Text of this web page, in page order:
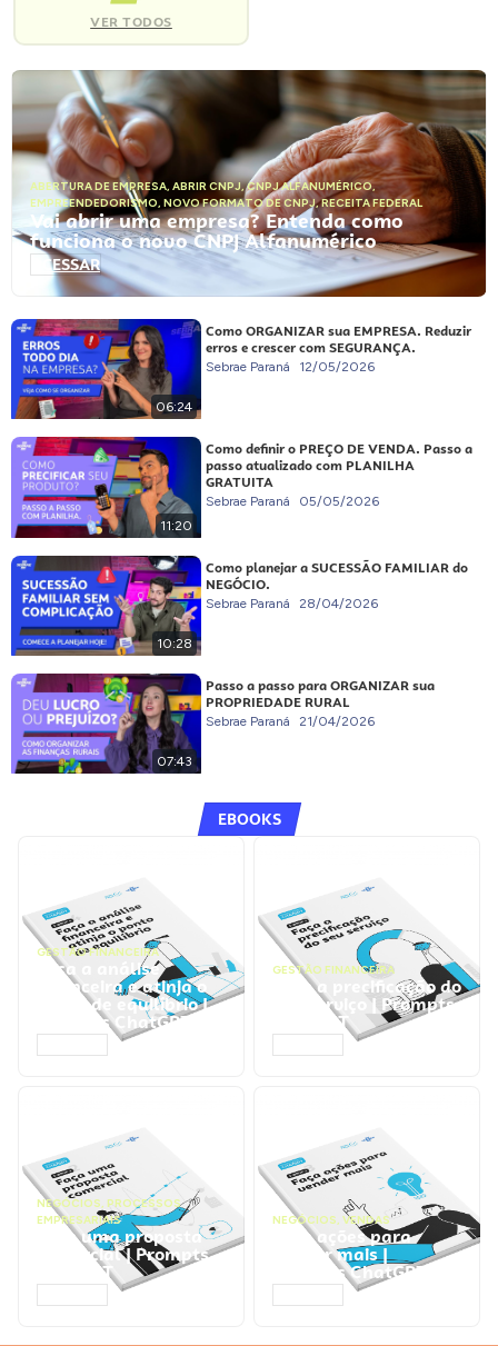
VER TODOS
ABERTURA DE EMPRESA, ABRIR CNPJ,CNPJ ALFANUMÉRICO,
EMPREENDEDORISMO, NOVO FORMATO DE CNPJ,RECEITA FEDERAL
Vai abrir uma empresa? Entenda como
funciona o novo CNPJ Alfanumérico
ACESSAR
06:24
Como ORGANIZAR sua EMPRESA. Reduzir
erros e crescer com SEGURANÇA.
Sebrae Paraná 12/05/2026
11:20
Como definir o PREÇO DE VENDA. Passo a
passo atualizado com PLANILHA
GRATUITA
Sebrae Paraná 05/05/2026
10:28
Como planejar a SUCESSÃO FAMILIAR do
NEGÓCIO.
Sebrae Paraná 28/04/2026
07:43
Passo a passo para ORGANIZAR sua
PROPRIEDADE RURAL
Sebrae Paraná 21/04/2026
EBOOKS
GESTÃO FINANCEIRA
Faça a análise
financeira e atinja o
ponto de equilíbrio |
Prompts ChatGPT
GESTÃO FINANCEIRA
Faça a precificação do
seu serviço | Prompts
ChatGPT
NEGÓCIOS, PROCESSOS
EMPRESARIAIS
Faça uma proposta
comercial | Prompts
ChatGPT
NEGÓCIOS, VENDAS
Faça ações para
vender mais |
Prompts ChatGPT